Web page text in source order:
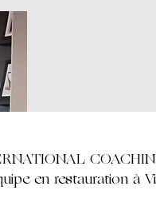
en restauration à